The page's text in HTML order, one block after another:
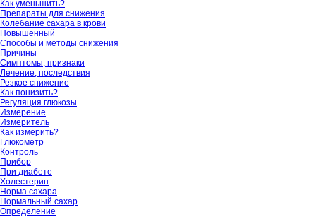
Как уменьшить?
Препараты для снижения
Колебание сахара в крови
Повышенный
Способы и методы снижения
Причины
Симптомы, признаки
Лечение, последствия
Резкое снижение
Как понизить?
Регуляция глюкозы
Измерение
Измеритель
Как измерить?
Глюкометр
Контроль
Прибор
При диабете
Холестерин
Норма сахара
Нормальный сахар
Определение